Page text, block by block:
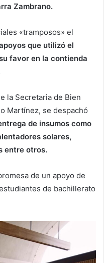
Zambrano.
«tramposos» el
que utilizó el
favor en la contienda
la Secretaria de Bien
Martínez, se despachó
de insumos como
solares,
entre otros.
de un apoyo de
de bachillerato